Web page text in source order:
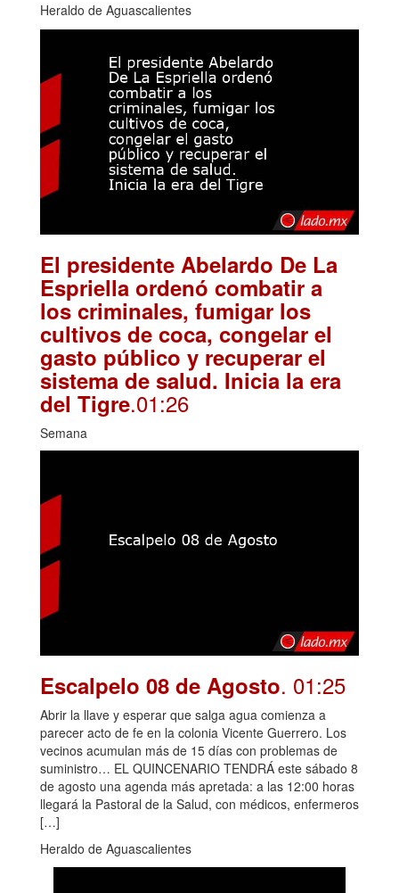
Heraldo de Aguascalientes
El presidente Abelardo De La
Espriella ordenó combatir a
los criminales, fumigar los
cultivos de coca, congelar el
gasto público y recuperar el
sistema de salud. Inicia la era
del Tigre.01:26
Semana
Escalpelo 08 de Agosto. 01:25
Abrir la llave y esperar que salga agua comienza a
parecer acto de fe en la colonia Vicente Guerrero. Los
vecinos acumulan más de 15 días con problemas de
suministro… EL QUINCENARIO TENDRÁ este sábado 8
de agosto una agenda más apretada: a las 12:00 horas
llegará la Pastoral de la Salud, con médicos, enfermeros
[…]
Heraldo de Aguascalientes